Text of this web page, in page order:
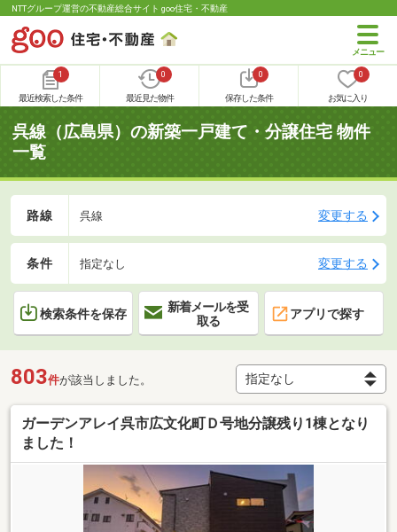
NTTグループ運営の不動産総合サイト goo住宅・不動産
1
最近検索した条件
0
最近見た物件
0
保存した条件
0
お気に入り
呉線（広島県）の新築一戸建て・分譲住宅 物件
一覧
路線 呉線 変更する
条件 指定なし 変更する
検索条件を保存
新着メールを受
取る
アプリで探す
803件が該当しました。
ガーデンアレイ呉市広文化町Ｄ号地分譲残り1棟となり
ました！